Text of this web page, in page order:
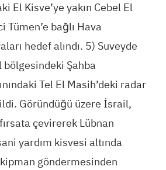
El Kisve’ye yakın Cebel El
Tümen’e bağlı Hava
hedef alındı. 5) Suveyde
Şahba
Tel El Masih’deki radar
Göründüğü üzere İsrail,
çevirerek Lübnan
yardım kisvesi altında
göndermesinden